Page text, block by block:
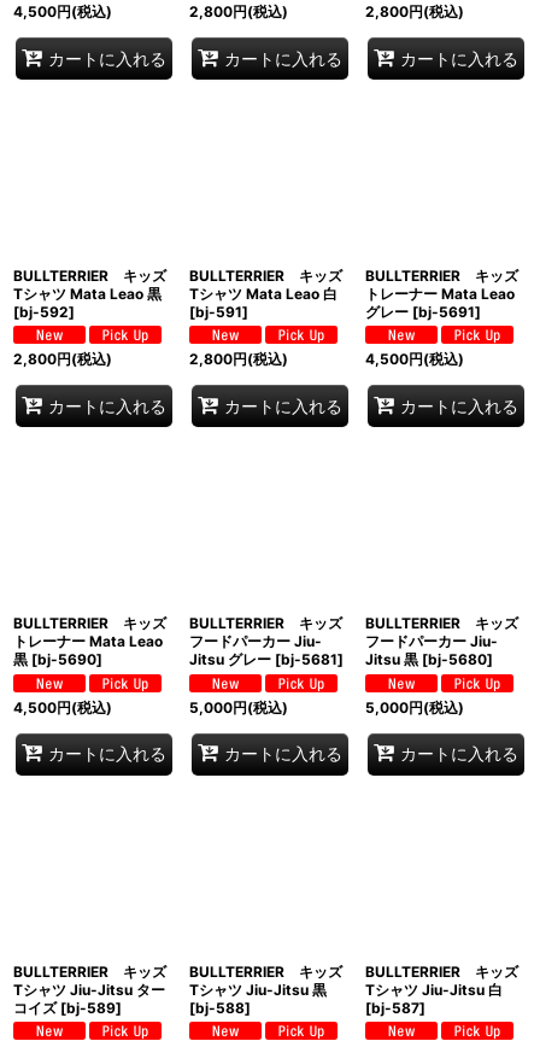
4,500円(税込)
カートに入れる
2,800円(税込)
カートに入れる
2,800円(税込)
カートに入れる
BULLTERRIER キッズ
Tシャツ Mata Leao 黒
[bj-592]
2,800円(税込)
カートに入れる
BULLTERRIER キッズ
Tシャツ Mata Leao 白
[bj-591]
2,800円(税込)
カートに入れる
BULLTERRIER キッズ
トレーナー Mata Leao
グレー [bj-5691]
4,500円(税込)
カートに入れる
BULLTERRIER キッズ
トレーナー Mata Leao
黒 [bj-5690]
4,500円(税込)
カートに入れる
BULLTERRIER キッズ
フードパーカー Jiu-
Jitsu グレー [bj-5681]
5,000円(税込)
カートに入れる
BULLTERRIER キッズ
フードパーカー Jiu-
Jitsu 黒 [bj-5680]
5,000円(税込)
カートに入れる
BULLTERRIER キッズ
Tシャツ Jiu-Jitsu ター
コイズ [bj-589]
BULLTERRIER キッズ
Tシャツ Jiu-Jitsu 黒
[bj-588]
BULLTERRIER キッズ
Tシャツ Jiu-Jitsu 白
[bj-587]